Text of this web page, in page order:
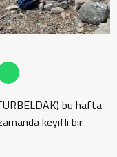
bu hafta
keyifli bir